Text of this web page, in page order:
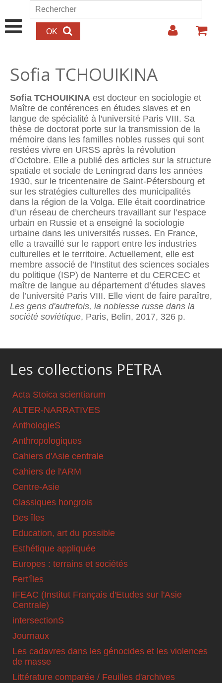
Aller au contenu principal
Formulaire de recherche
Rechercher
Sofia TCHOUIKINA
Sofia TCHOUIKINA est docteur en sociologie et
Maître de conférences en études slaves et en
langue de spécialité à l'université Paris VIII. Sa
thèse de doctorat porte sur la transmission de la
mémoire dans les familles nobles russes qui sont
restées vivre en URSS après la révolution
d’Octobre. Elle a publié des articles sur la structure
spatiale et sociale de Leningrad dans les années
1930, sur le tricentenaire de Saint-Pétersbourg et
sur les stratégies culturelles des municipalités
dans la région de la Volga. Elle était coordinatrice
d’un réseau de chercheurs travaillant sur l’espace
urbain en Russie et a enseigné la sociologie
urbaine dans les universités russes. En France,
elle a travaillé sur le rapport entre les industries
culturelles et le territoire. Actuellement, elle est
membre associé de l’Institut des sciences sociales
du politique (ISP) de Nanterre et du CERCEC et
maître de langue au département d’études slaves
de l’université Paris VIII. Elle vient de faire paraître,
Les gens d'autrefois, la noblesse russe dans la
société soviétique, Paris, Belin, 2017, 326 p.
Les collections PETRA
Acta Stoica scientiarum
ALTER-NARRATIVES
AnthologieS
Anthropologiques
Cahiers d'Asie centrale
Cahiers de l'ARM
Centre-Asie
Classiques hongrois
Des îles
Education, art du possible
Esthétique appliquée
Europes : terrains et sociétés
Fert'îles
IFEAC (Institut Français d'Etudes sur l'Asie
Centrale)
intersectionS
Journaux
Les cadavres dans les génocides et les violences
de masse
Littérature comparée / Feuilles d'archives